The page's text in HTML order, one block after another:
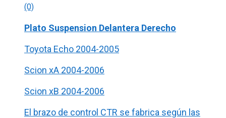
(0)
Plato Suspension Delantera Derecho
Toyota Echo 2004-2005
Scion xA 2004-2006
Scion xB 2004-2006
El brazo de control CTR se fabrica según las